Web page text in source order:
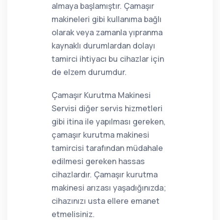
almaya başlamıştır. Çamaşır
makineleri gibi kullanıma bağlı
olarak veya zamanla yıpranma
kaynaklı durumlardan dolayı
tamirci ihtiyacı bu cihazlar için
de elzem durumdur.
Çamaşır Kurutma Makinesi
Servisi diğer servis hizmetleri
gibi itina ile yapılması gereken,
çamaşır kurutma makinesi
tamircisi tarafından müdahale
edilmesi gereken hassas
cihazlardır. Çamaşır kurutma
makinesi arızası yaşadığınızda;
cihazınızı usta ellere emanet
etmelisiniz.